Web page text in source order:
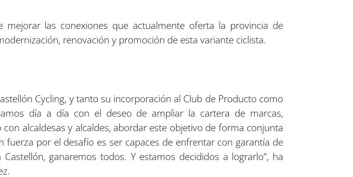
las conexiones que actualmente oferta la provincia de
renovación y promoción de esta variante ciclista.
Cycling, y tanto su incorporación al Club de Producto como
día a día con el deseo de ampliar la cartera de marcas,
alcaldesas y alcaldes, abordar este objetivo de forma conjunta
por el desafío es ser capaces de enfrentar con garantía de
ganaremos todos. Y estamos decididos a lograrlo”, ha